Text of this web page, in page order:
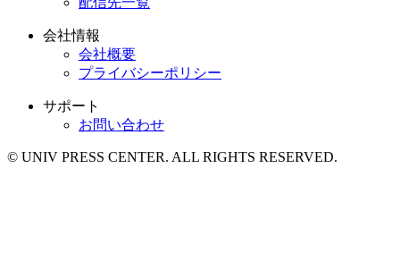
会社情報
会社概要
プライバシーポリシー
サポート
お問い合わせ
© UNIV PRESS CENTER. ALL RIGHTS RESERVED.